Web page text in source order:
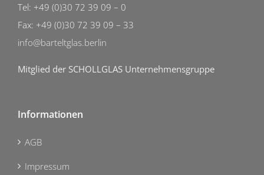
Tel: +49 (0)30 72 39 09 – 0
Fax: +49 (0)30 72 39 09 – 33
info@barteltglas.berlin
Mitglied der SCHOLLGLAS Unternehmensgruppe
Informationen
AGB
Impressum